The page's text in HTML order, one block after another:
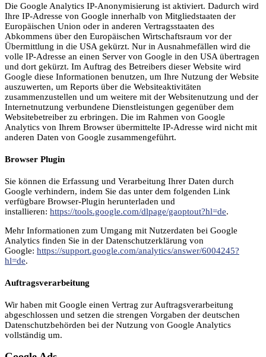
Die Google Analytics IP-Anonymisierung ist aktiviert. Dadurch wird
Ihre IP-Adresse von Google innerhalb von Mitgliedstaaten der
Europäischen Union oder in anderen Vertragsstaaten des
Abkommens über den Europäischen Wirtschaftsraum vor der
Übermittlung in die USA gekürzt. Nur in Ausnahmefällen wird die
volle IP-Adresse an einen Server von Google in den USA übertragen
und dort gekürzt. Im Auftrag des Betreibers dieser Website wird
Google diese Informationen benutzen, um Ihre Nutzung der Website
auszuwerten, um Reports über die Websiteaktivitäten
zusammenzustellen und um weitere mit der Websitenutzung und der
Internetnutzung verbundene Dienstleistungen gegenüber dem
Websitebetreiber zu erbringen. Die im Rahmen von Google
Analytics von Ihrem Browser übermittelte IP-Adresse wird nicht mit
anderen Daten von Google zusammengeführt.
Browser Plugin
Sie können die Erfassung und Verarbeitung Ihrer Daten durch
Google verhindern, indem Sie das unter dem folgenden Link
verfügbare Browser-Plugin herunterladen und
installieren: https://tools.google.com/dlpage/gaoptout?hl=de.
Mehr Informationen zum Umgang mit Nutzerdaten bei Google
Analytics finden Sie in der Datenschutzerklärung von
Google: https://support.google.com/analytics/answer/6004245?
hl=de.
Auftragsverarbeitung
Wir haben mit Google einen Vertrag zur Auftragsverarbeitung
abgeschlossen und setzen die strengen Vorgaben der deutschen
Datenschutzbehörden bei der Nutzung von Google Analytics
vollständig um.